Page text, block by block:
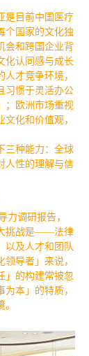
是目前中国医疗
个国家的文化独
会和跨国企业背
化认同感与成长
才竞争环境，
习惯于灵活办公
；欧洲市场重视
化和价值观，
三种能力：全球
人性的理解与信
力调研报告，
挑战是——法律
以及人才和团队
领导者 」来说，
」的构建常被忽
本」的特质，